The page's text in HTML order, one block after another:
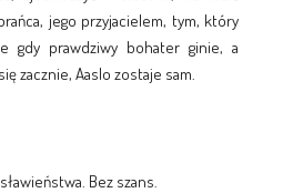
jego przyjacielem, tym, który
gdy prawdziwy bohater ginie, a
zacznie, Aaslo zostaje sam.
Bez szans.